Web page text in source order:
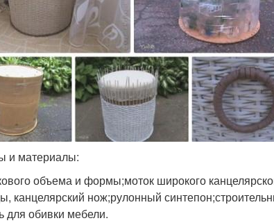
и материалы:
объема и формы;моток широкого
канцелярский нож;рулонный
для обивки мебели.